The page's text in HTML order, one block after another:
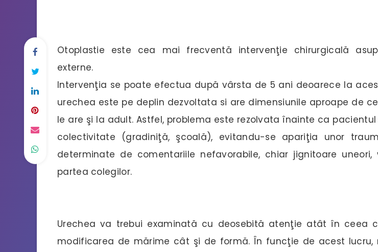
Otoplastie este cea mai frecventă intervenţie chirurgicală
externe.
Intervenţia se poate efectua după vârsta de 5 ani deoarece la
urechea este pe deplin dezvoltata si are dimensiunile aproape de
le are şi la adult. Astfel, problema este rezolvata înainte ca
colectivitate (gradiniţă, şcoală), evitandu-se apariţia unor
determinate de comentariile nefavorabile, chiar jignitoare uneori,
partea colegilor.
Urechea va trebui examinată cu deosebită atenţie atât în ceea
modificarea de mărime cât şi de formă. În funcţie de acest lucru,